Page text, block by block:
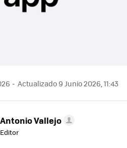
Actualizado 9 Junio 2026, 11:43
Antonio Vallejo
Editor